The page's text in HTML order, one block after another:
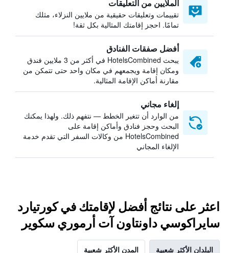
الملايين من التعليقات
تقييمات وتعليقات حقيقية من ملايين النزلاء، مثلك
تمامًا. احجز إقامتك المثالية بكل ثقة!
أفضل صفقات الفنادق
يبحث HotelsCombined في أكثر من 3 ملايين فندق
ومكان إقامة ويجمعهم في مكان واحد حتى تتمكن من
مقارنة أماكن الإقامة المثالية.
إلغاء مجاني
من الوارد أن تتغير الخطط — نتفهم ذلك. ولهذا يمكنك
البحث وحجز فنادق وأماكن إقامة على
HotelsCombined من وكالات السفر التي تقدم خدمة
الإلغاء المجاني
اعثر على نتائج أفضل لإقامتك في كورتيارد
سايراكوسي داونتاون آت أرموري سكوير
البلدان الأكثر شعبية المدن الأكثر شعبية